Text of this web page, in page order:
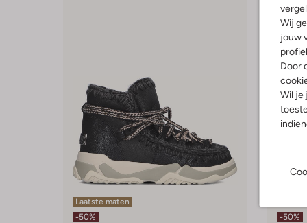
Wij
jouw
Door
Wil je
Laatste maten
-50%
-50%